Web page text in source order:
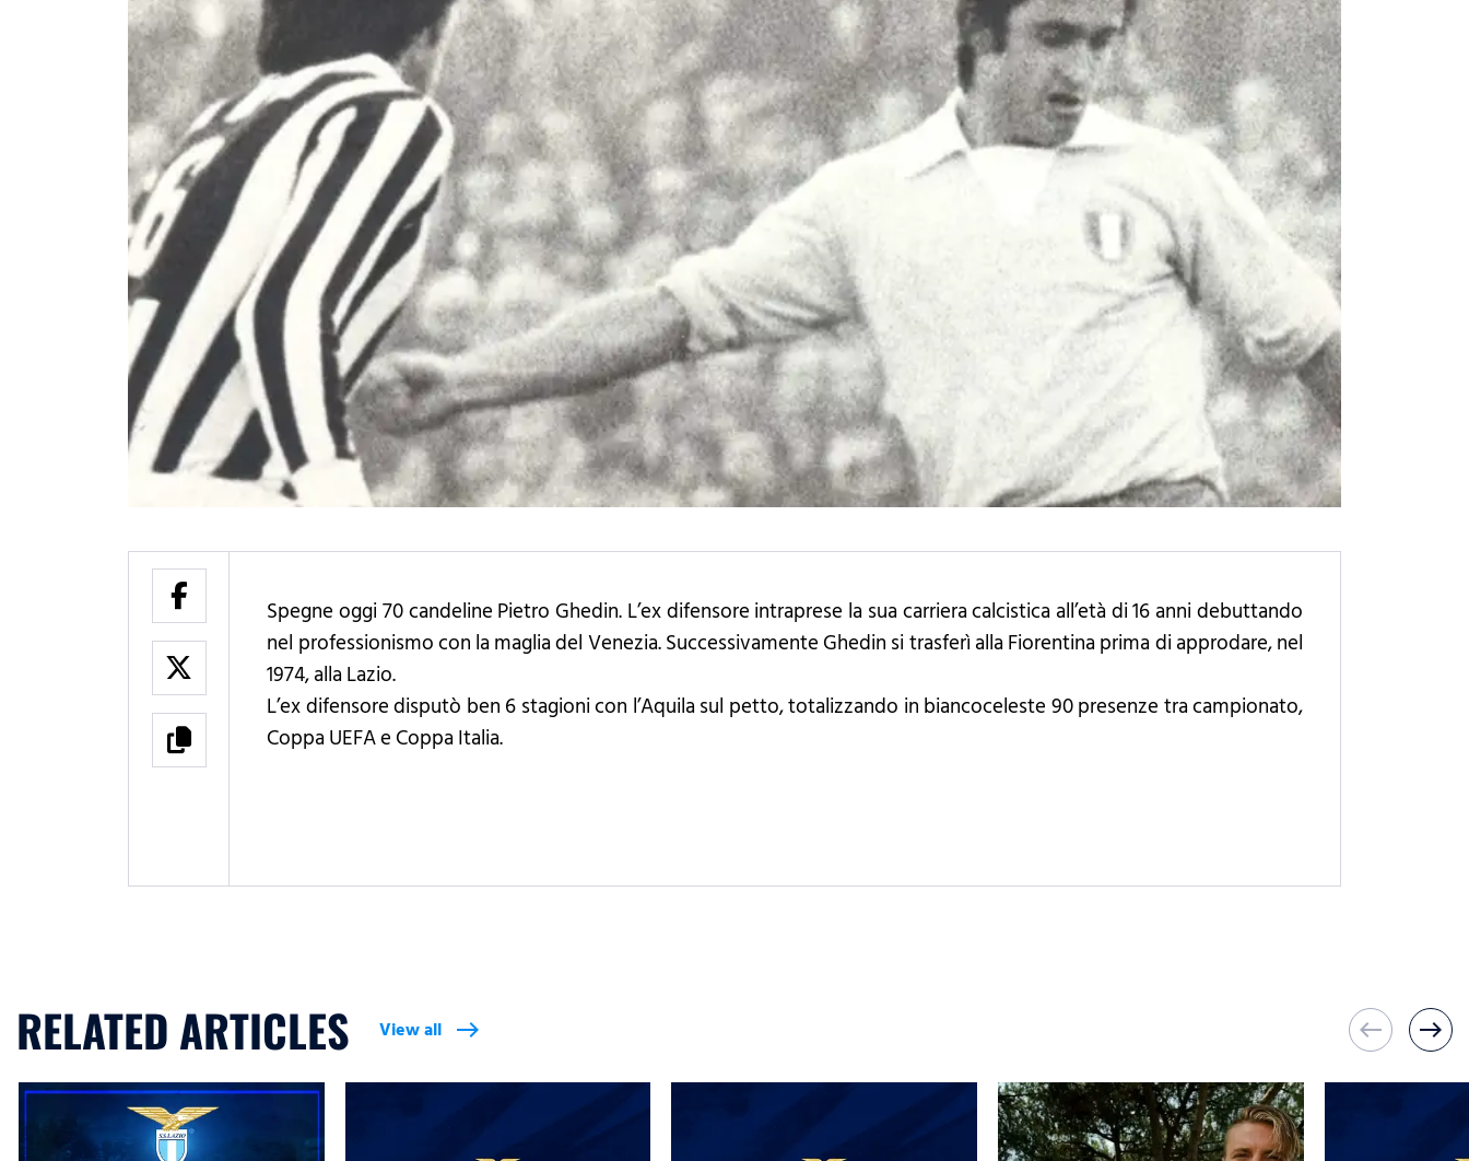
Spegne oggi 70 candeline Pietro Ghedin. L’ex difensore intraprese la sua carriera calcistica all’età di 16 anni debuttando
nel professionismo con la maglia del Venezia. Successivamente Ghedin si trasferì alla Fiorentina prima di approdare, nel
1974, alla Lazio.
L’ex difensore disputò ben 6 stagioni con l’Aquila sul petto, totalizzando in biancoceleste 90 presenze tra campionato,
Coppa UEFA e Coppa Italia.
RELATED ARTICLES View all east west east